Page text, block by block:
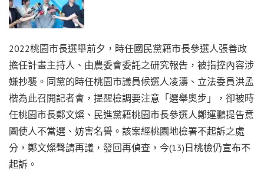
2022桃園市長選舉前夕，時任國民黨籍市長參選人張善政
擔任計畫主持人、由農委會委託之研究報告，被指控內容涉
嫌抄襲。同黨的時任桃園市議員候選人凌濤、立法委員洪孟
楷為此召開記者會，提醒檢調要注意「選舉奧步」，卻被時
任桃園市長鄭文燦、民進黨籍桃園市長參選人鄭運鵬提告意
圖使人不當選、妨害名譽。該案經桃園地檢署不起訴之處
分，鄭文燦聲請再議，發回再偵查，今(13)日桃檢仍宣布不
起訴。